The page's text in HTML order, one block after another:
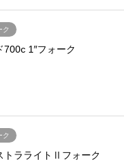
ク
700c 1″フォーク
ク
トラライトⅡフォーク